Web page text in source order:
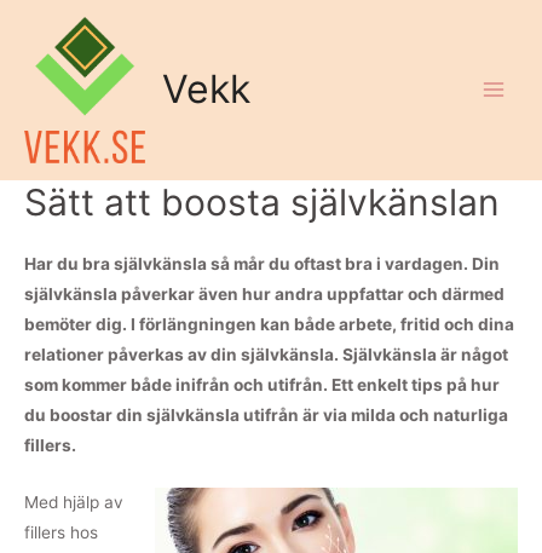
Vekk
Sätt att boosta självkänslan
Har du bra självkänsla så mår du oftast bra i vardagen. Din
självkänsla påverkar även hur andra uppfattar och därmed
bemöter dig. I förlängningen kan både arbete, fritid och dina
relationer påverkas av din självkänsla. Självkänsla är något
som kommer både inifrån och utifrån. Ett enkelt tips på hur
du boostar din självkänsla utifrån är via milda och naturliga
fillers.
Med hjälp av
fillers hos